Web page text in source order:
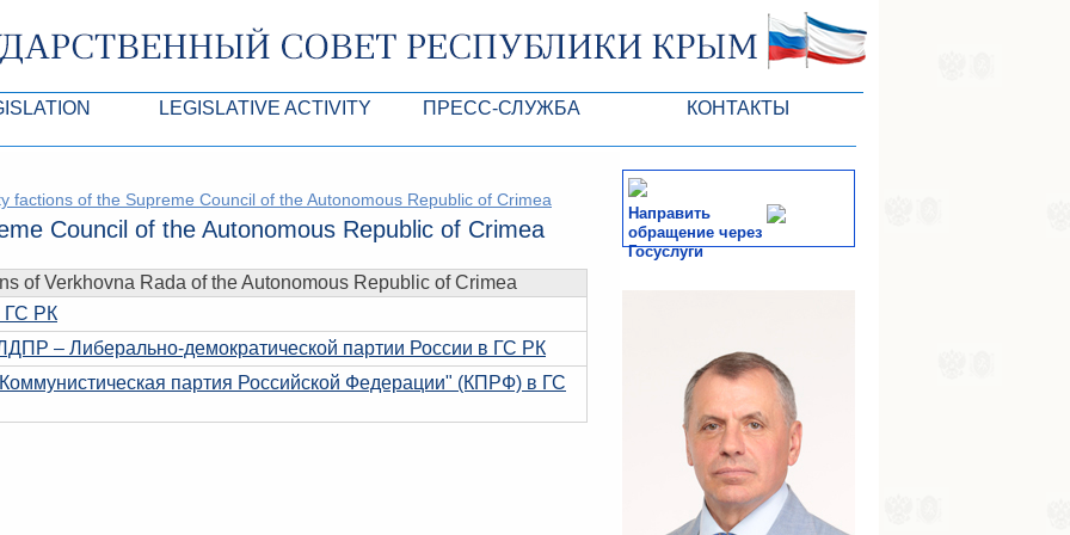
Крым
экспертиза
антикоррупционная экспертиза
процесса в РК
LEGISLATIVE ACTIVITY
Agendas
Acts of Presidium of SC of the ARC
Drafts of normative legal acts and other acts of the VR
ПРЕСС-СЛУЖБА
Лента новостей
Аккредитация СМИ
Контакты пресс-службы
КОНТАКТЫ
factions of the Supreme Council of the Autonomous Republic of Crimea
Council of the Autonomous Republic of Crimea
of Verkhovna Rada of the Autonomous Republic of Crimea
РК
– Либерально-демократической партии России в ГС РК
партия Российской Федерации" (КПРФ) в ГС
Направить
обращение через
Госуслуги